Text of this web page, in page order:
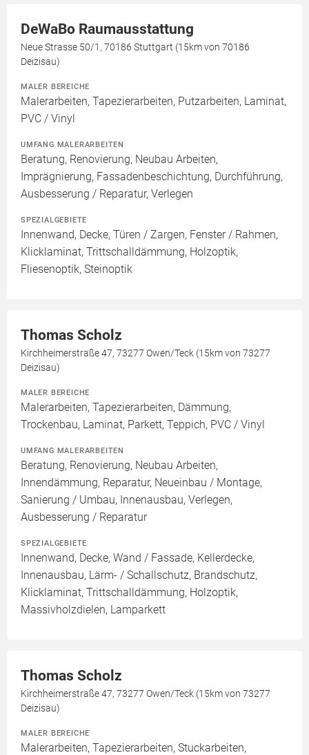
DeWaBo Raumausstattung
Neue Strasse 50/1, 70186 Stuttgart (15km von 70186
Deizisau)
MALER BEREICHE
Malerarbeiten, Tapezierarbeiten, Putzarbeiten, Laminat,
PVC / Vinyl
UMFANG MALERARBEITEN
Beratung, Renovierung, Neubau Arbeiten,
Imprägnierung, Fassadenbeschichtung, Durchführung,
Ausbesserung / Reparatur, Verlegen
SPEZIALGEBIETE
Innenwand, Decke, Türen / Zargen, Fenster / Rahmen,
Klicklaminat, Trittschalldämmung, Holzoptik,
Fliesenoptik, Steinoptik
Thomas Scholz
Kirchheimerstraße 47, 73277 Owen/Teck (15km von 73277
Deizisau)
MALER BEREICHE
Malerarbeiten, Tapezierarbeiten, Dämmung,
Trockenbau, Laminat, Parkett, Teppich, PVC / Vinyl
UMFANG MALERARBEITEN
Beratung, Renovierung, Neubau Arbeiten,
Innendämmung, Reparatur, Neueinbau / Montage,
Sanierung / Umbau, Innenausbau, Verlegen,
Ausbesserung / Reparatur
SPEZIALGEBIETE
Innenwand, Decke, Wand / Fassade, Kellerdecke,
Innenausbau, Lärm- / Schallschutz, Brandschutz,
Klicklaminat, Trittschalldämmung, Holzoptik,
Massivholzdielen, Lamparkett
Thomas Scholz
Kirchheimerstraße 47, 73277 Owen/Teck (15km von 73277
Deizisau)
MALER BEREICHE
Malerarbeiten, Tapezierarbeiten, Stuckarbeiten,